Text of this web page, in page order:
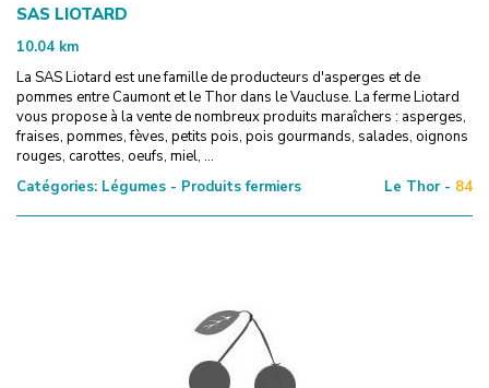
SAS LIOTARD
10.04 km
La SAS Liotard est une famille de producteurs d'asperges et de
pommes entre Caumont et le Thor dans le Vaucluse. La ferme Liotard
vous propose à la vente de nombreux produits maraîchers : asperges,
fraises, pommes, fèves, petits pois, pois gourmands, salades, oignons
rouges, carottes, oeufs, miel, ...
Catégories: Légumes - Produits fermiers Le Thor - 84